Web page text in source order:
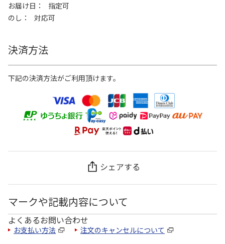
お届け日
指定可
のし
対応可
決済方法
下記の決済方法がご利用頂けます。
シェアする
マークや記載内容について
よくあるお問い合わせ
お支払い方法 注文のキャンセルについて